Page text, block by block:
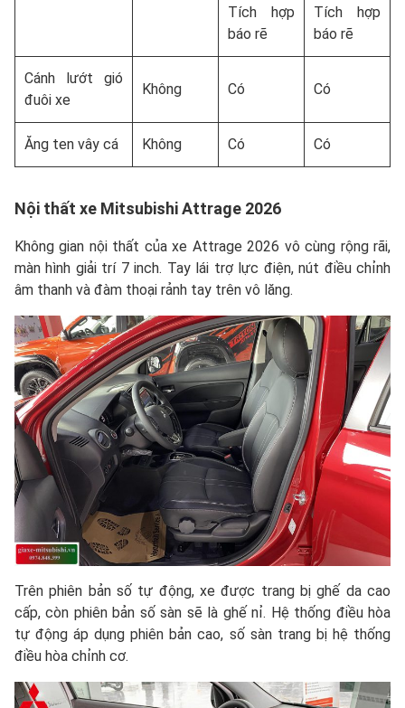
Tích hợp
báo rẽ
Tích hợp
báo rẽ
Cánh lướt gió
đuôi xe
Không Có Có
Ăng ten vây cá Không Có Có
Nội thất xe Mitsubishi Attrage 2026
Không gian nội thất của xe Attrage 2026 vô cùng rộng rãi,
màn hình giải trí 7 inch. Tay lái trợ lực điện, nút điều chỉnh
âm thanh và đàm thoại rảnh tay trên vô lăng.
Trên phiên bản số tự động, xe được trang bị ghế da cao
cấp, còn phiên bản số sàn sẽ là ghế nỉ. Hệ thống điều hòa
tự động áp dụng phiên bản cao, số sàn trang bị hệ thống
điều hòa chỉnh cơ.